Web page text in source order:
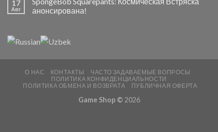
17
Авг
анонсирована!
О НАС КОНТАКТЫ
ЧАСТО ЗАДАВАЕМЫЕ ВОПРОСЫ
ПОЛИТИКА КОНФИДЕНЦИАЛЬНОСТИ
ПОЛИТИКА ОБМЕНА И ВОЗВРАТА
ПУБЛИЧНАЯ ОФЕРТА
Game Shop © 2026